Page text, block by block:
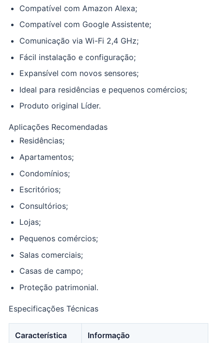
Compatível com Amazon Alexa;
Compatível com Google Assistente;
Comunicação via Wi-Fi 2,4 GHz;
Fácil instalação e configuração;
Expansível com novos sensores;
Ideal para residências e pequenos comércios;
Produto original Líder.
Aplicações Recomendadas
Residências;
Apartamentos;
Condomínios;
Escritórios;
Consultórios;
Lojas;
Pequenos comércios;
Salas comerciais;
Casas de campo;
Proteção patrimonial.
Especificações Técnicas
Característica Informação